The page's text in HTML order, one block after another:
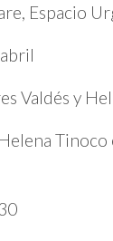
Espacio
Valdés y